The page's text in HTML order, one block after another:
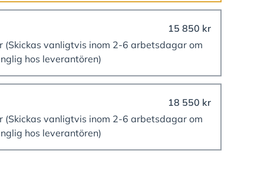
15 850 kr
(Skickas vanligtvis inom 2-6 arbetsdagar om
hos leverantören)
18 550 kr
(Skickas vanligtvis inom 2-6 arbetsdagar om
hos leverantören)